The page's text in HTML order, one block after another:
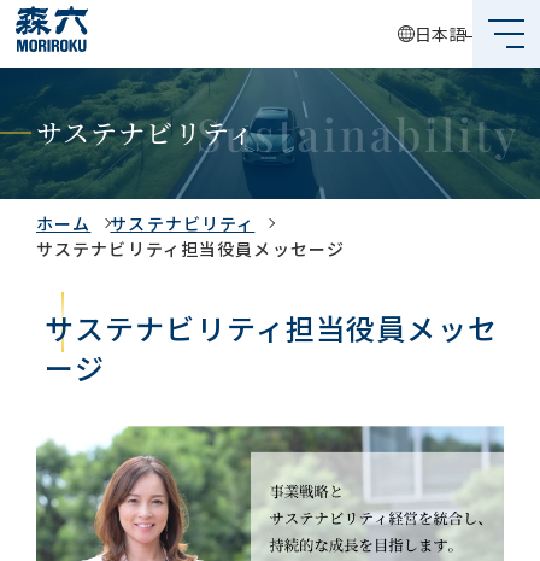
日本語
森六って何？
企業情報
事業内容
投資家情報
グローバルネットワーク
サステナビリティ
ホーム
サステナビリティ
サステナビリティ担当役員メッセージ
サステナビリティ担当役員メッセ
ージ